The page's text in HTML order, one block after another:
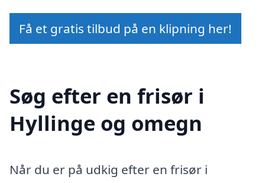
Få et gratis tilbud på en klipning her!
Søg efter en frisør i
Hyllinge og omegn
Når du er på udkig efter en frisør i